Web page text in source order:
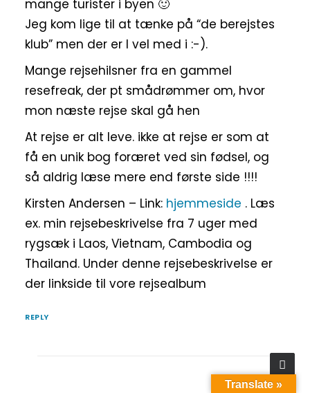
mange turister i byen 🙂
Jeg kom lige til at tænke på “de berejstes
klub” men der er I vel med i :-).
Mange rejsehilsner fra en gammel
resefreak, der pt smådrømmer om, hvor
mon næste rejse skal gå hen
At rejse er alt leve. ikke at rejse er som at
få en unik bog foræret ved sin fødsel, og
så aldrig læse mere end første side !!!!
Kirsten Andersen – Link: hjemmeside . Læs
ex. min rejsebeskrivelse fra 7 uger med
rygsæk i Laos, Vietnam, Cambodia og
Thailand. Under denne rejsebeskrivelse er
der linkside til vore rejsealbum
REPLY
Translate »